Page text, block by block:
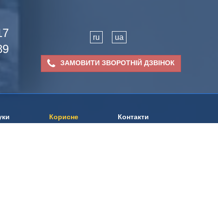
ru ua
ЗАМОВИТИ ЗВОРОТНІЙ ДЗВІНОК
Корисне Контакти